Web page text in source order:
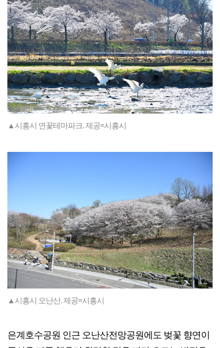
▲시흥시 연꽃테마파크. 제공=시흥시
▲시흥시 오난산. 제공=시흥시
은계호수공원 인근 오난산전망공원에도 벚꽃 향연이